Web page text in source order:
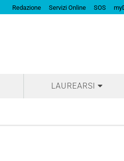
Redazione Servizi Online SOS
LAUREARSI